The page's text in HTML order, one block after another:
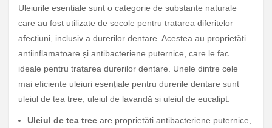
Uleiurile esențiale sunt o categorie de substanțe naturale
care au fost utilizate de secole pentru tratarea diferitelor
afecțiuni, inclusiv a durerilor dentare. Acestea au proprietăți
antiinflamatoare și antibacteriene puternice, care le fac
ideale pentru tratarea durerilor dentare. Unele dintre cele
mai eficiente uleiuri esențiale pentru durerile dentare sunt
uleiul de tea tree, uleiul de lavandă și uleiul de eucalipt.
Uleiul de tea tree are proprietăți antibacteriene puternice,